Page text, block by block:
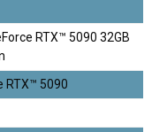
RTX™ 5090 32GB
RTX™ 5090